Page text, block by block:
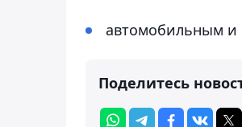
автомобильным и
Поделитесь